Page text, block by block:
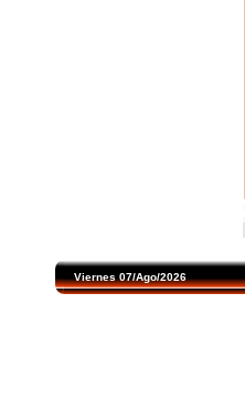
Viernes 07/Ago/2026